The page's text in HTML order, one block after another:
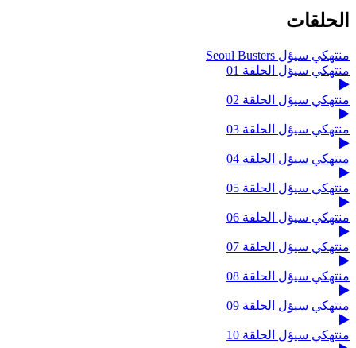
الحلقات
منتهكي سيؤل Seoul Busters
منتهكي سيؤل الحلقة 01
منتهكي سيؤل الحلقة 02
منتهكي سيؤل الحلقة 03
منتهكي سيؤل الحلقة 04
منتهكي سيؤل الحلقة 05
منتهكي سيؤل الحلقة 06
منتهكي سيؤل الحلقة 07
منتهكي سيؤل الحلقة 08
منتهكي سيؤل الحلقة 09
منتهكي سيؤل الحلقة 10